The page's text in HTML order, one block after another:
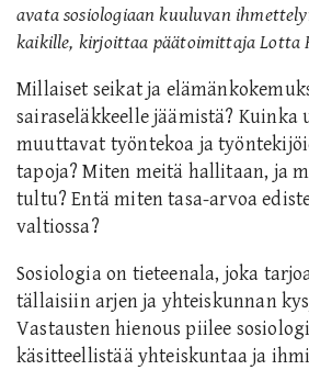
avata sosiologiaan kuuluvan
kaikille, kirjoittaa päätoimittaja Lotta
Millaiset seikat ja
sairaseläkkeelle jäämistä?
muuttavat työntekoa ja
tapoja? Miten meitä hallitaan, ja
tultu? Entä miten tasa-arvoa
valtiossa?
Sosiologia on tieteenala, joka
tällaisiin arjen ja yhteiskunnan
Vastausten hienous piilee
käsitteellistää yhteiskuntaa ja